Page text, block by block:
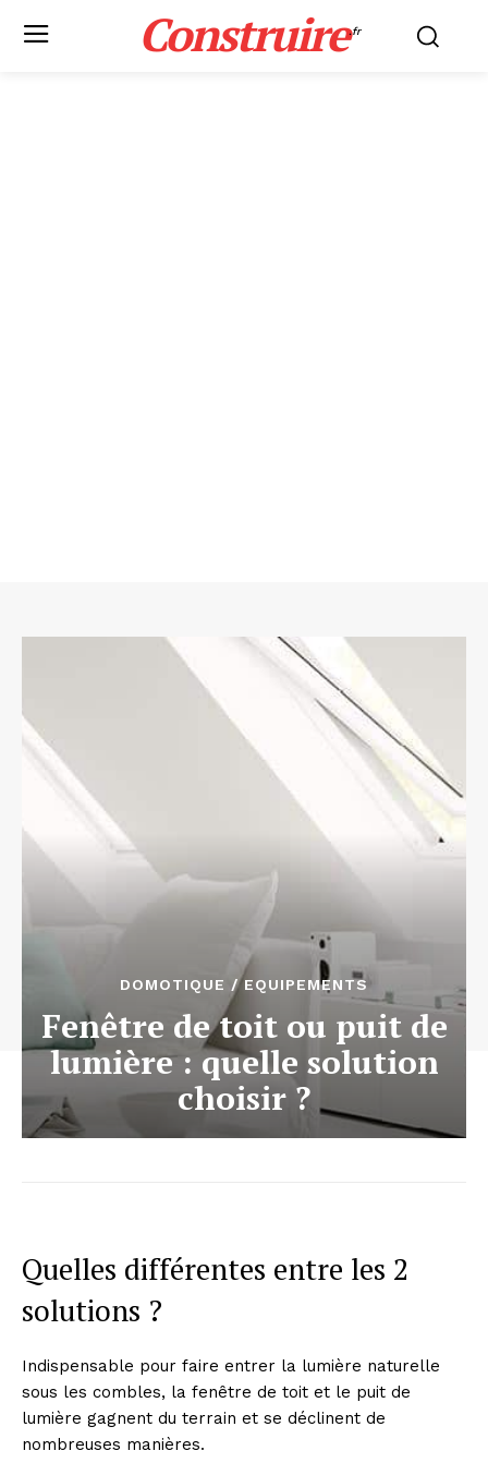
Construire.fr
DOMOTIQUE / EQUIPEMENTS
Fenêtre de toit ou puit de
lumière : quelle solution
choisir ?
Quelles différentes entre les 2
solutions ?
Indispensable pour faire entrer la lumière naturelle
sous les combles, la fenêtre de toit et le puit de
lumière gagnent du terrain et se déclinent de
nombreuses manières.